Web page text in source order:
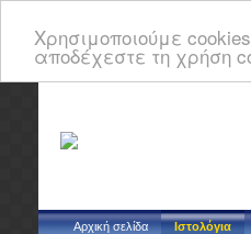
Χρησιμοποιούμε
αποδέχεστε τη χρήση
Αρχική σελίδα Ιστολόγια